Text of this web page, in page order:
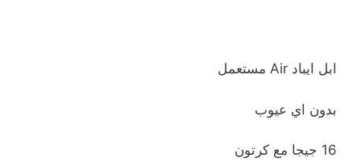
ابل ايباد Air مستعمل
بدون اي عيوب
16 جيجا مع كرتون